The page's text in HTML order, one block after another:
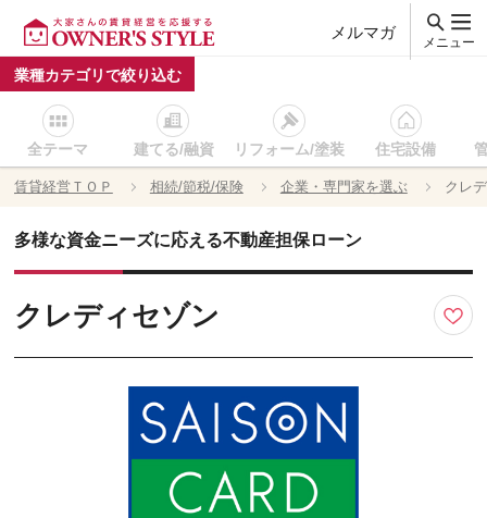
メルマガ
メニュー
業種カテゴリで絞り込む
全テーマ 建てる/融資 リフォーム/塗装 住宅設備
賃貸経営ＴＯＰ 相続/節税/保険 企業・専門家を選ぶ クレ
多様な資金ニーズに応える不動産担保ローン
クレディセゾン